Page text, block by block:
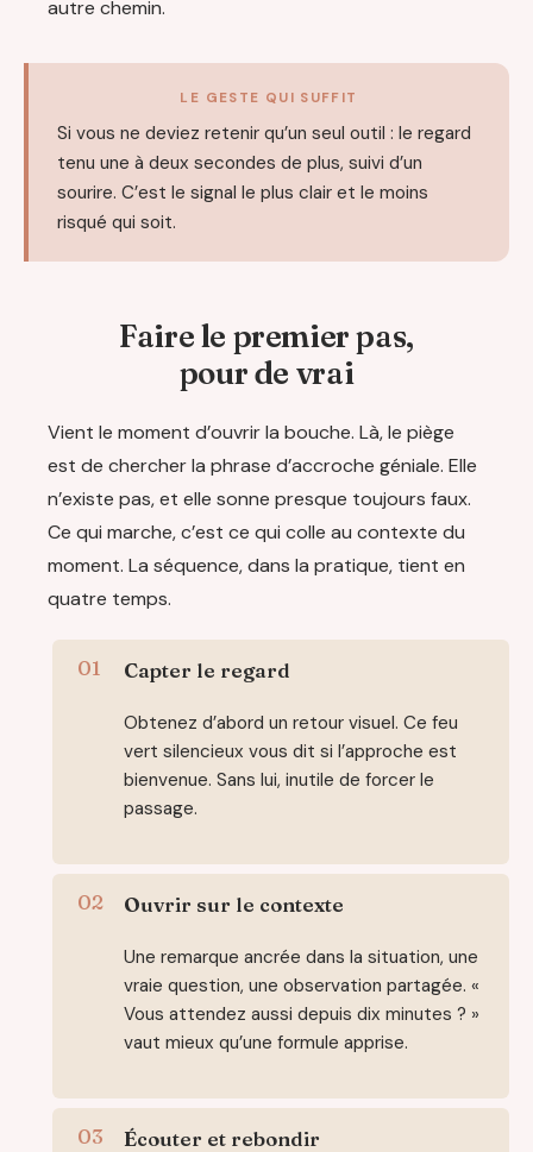
autre chemin.
LE GESTE QUI SUFFIT
Si vous ne deviez retenir qu’un seul outil : le regard
tenu une à deux secondes de plus, suivi d’un
sourire. C’est le signal le plus clair et le moins
risqué qui soit.
Faire le premier pas,
pour de vrai
Vient le moment d’ouvrir la bouche. Là, le piège
est de chercher la phrase d’accroche géniale. Elle
n’existe pas, et elle sonne presque toujours faux.
Ce qui marche, c’est ce qui colle au contexte du
moment. La séquence, dans la pratique, tient en
quatre temps.
Capter le regard
Obtenez d’abord un retour visuel. Ce feu
vert silencieux vous dit si l’approche est
bienvenue. Sans lui, inutile de forcer le
passage.
Ouvrir sur le contexte
Une remarque ancrée dans la situation, une
vraie question, une observation partagée. «
Vous attendez aussi depuis dix minutes ? »
vaut mieux qu’une formule apprise.
Écouter et rebondir